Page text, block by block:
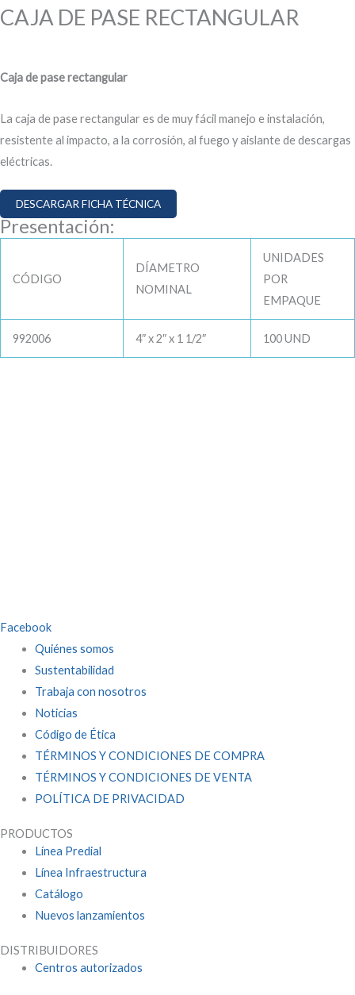
CAJA DE PASE RECTANGULAR
Caja de pase rectangular
La caja de pase rectangular es de muy fácil manejo e instalación,
resistente al impacto, a la corrosión, al fuego y aislante de descargas
eléctricas.
DESCARGAR FICHA TÉCNICA
Presentación:
CÓDIGO
DÍAMETRO
NOMINAL
UNIDADES
POR
EMPAQUE
992006 4″ x 2″ x 1 1/2″ 100 UND
Facebook
Quiénes somos
Sustentabilidad
Trabaja con nosotros
Noticias
Código de Ética
TÉRMINOS Y CONDICIONES DE COMPRA
TÉRMINOS Y CONDICIONES DE VENTA
POLÍTICA DE PRIVACIDAD
PRODUCTOS
Línea Predial
Línea Infraestructura
Catálogo
Nuevos lanzamientos
DISTRIBUIDORES
Centros autorizados